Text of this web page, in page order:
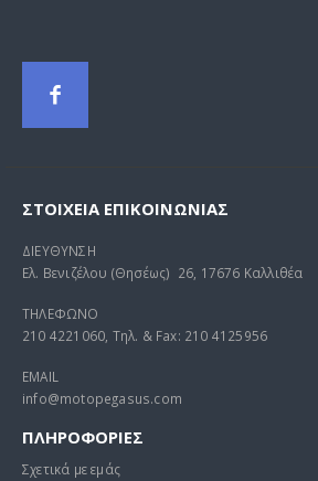
ΣΤΟΙΧΕΊΑ ΕΠΙΚΟΙΝΩΝΊΑΣ
ΔΙΕΥΘΥΝΣΗ
Ελ. Βενιζέλου (Θησέως) 26, 17676 Καλλιθέα
ΤΗΛΕΦΩΝΟ
210 4221060, Τηλ. & Fax: 210 4125956
EMAIL
info@motopegasus.com
ΠΛΗΡΟΦΟΡΙΕΣ
Σχετικά με εμάς